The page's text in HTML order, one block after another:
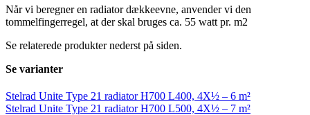
Når vi beregner en radiator dækkeevne, anvender vi den
tommelfingerregel, at der skal bruges ca. 55 watt pr. m2
Se relaterede produkter nederst på siden.
Se varianter
Stelrad Unite Type 21 radiator H700 L400, 4X½ – 6 m²
Stelrad Unite Type 21 radiator H700 L500, 4X½ – 7 m²